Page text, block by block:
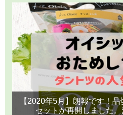
【2020年5月】朗報です！
セットが再開しました